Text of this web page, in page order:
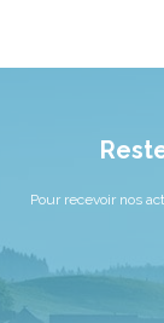
Pour recevoir nos